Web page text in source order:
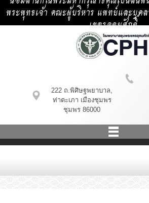
พระพุทธเจ้า คณะผู้บริหาร แพทย์และบุค
เขตรอุดมศักดิ์
222 ถ.พิศิษฐพยาบาล,
ท่าตะเภา เมืองชุมพร
ชุมพร 86000